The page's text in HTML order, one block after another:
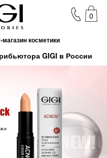
косметики
0
GIGI в России